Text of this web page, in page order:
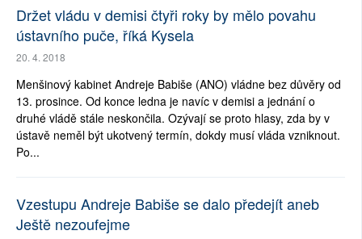
Držet vládu v demisi čtyři roky by mělo povahu
ústavního puče, říká Kysela
20. 4. 2018
Menšinový kabinet Andreje Babiše (ANO) vládne bez důvěry od
13. prosince. Od konce ledna je navíc v demisi a jednání o
druhé vládě stále neskončila. Ozývají se proto hlasy, zda by v
ústavě neměl být ukotvený termín, dokdy musí vláda vzniknout.
Po...
Vzestupu Andreje Babiše se dalo předejít aneb
Ještě nezoufejme